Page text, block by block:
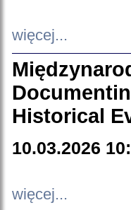
więcej...
Historical
10.03.2026
więcej...